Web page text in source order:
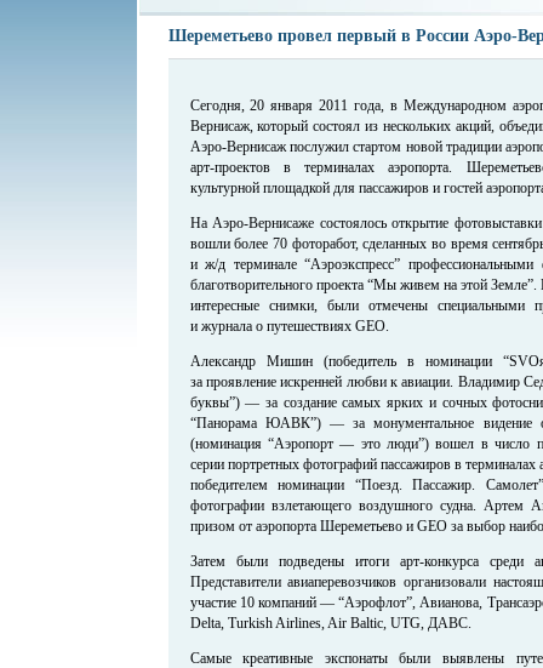
Шереметьево провел первый в России Аэро-
Сегодня, 20 января 2011 года, в Международном
Вернисаж, который состоял из нескольких акций,
Аэро-Вернисаж послужил стартом новой традиции
арт-проектов в терминалах аэропорта.
культурной площадкой для пассажиров и гостей
На Аэро-Вернисаже состоялось открытие
вошли более 70 фоторабот, сделанных во время
и ж/д терминале “Аэроэкспресс”
благотворительного проекта “Мы живем на этой
интересные снимки, были отмечены специальными
и журнала о путешествиях GEO.
Александр Мишин (победитель в номинации
за проявление искренней любви к авиации. Владимир
буквы”) — за создание самых ярких и сочных
“Панорама ЮАВК”) — за монументальное видение
(номинация “Аэропорт — это люди”) вошел в число
серии портретных фотографий пассажиров в терминалах
победителем номинации “Поезд. Пассажир.
фотографии взлетающего воздушного судна. Артем
призом от аэропорта Шереметьево и GEO за выбор
Затем были подведены итоги арт-конкурса среди
Представители авиаперевозчиков организовали
участие 10 компаний — “Аэрофлот”, Авианова,
Delta, Turkish Airlines, Air Baltic, UTG, ДАВС.
Самые креативные экспонаты были выявлены